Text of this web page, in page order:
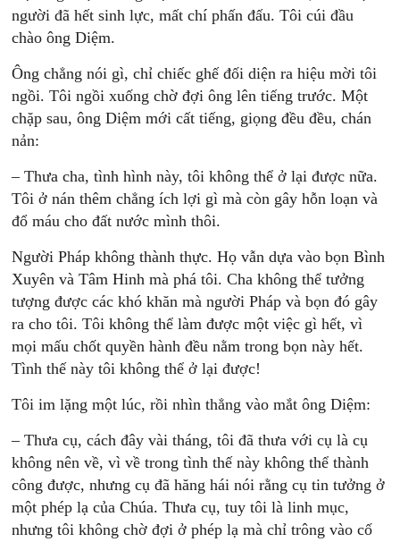
người đã hết sinh lực, mất chí phấn đấu. Tôi cúi đầu
chào ông Diệm.
Ông chẳng nói gì, chỉ chiếc ghế đối diện ra hiệu mời tôi
ngồi. Tôi ngồi xuống chờ đợi ông lên tiếng trước. Một
chặp sau, ông Diệm mới cất tiếng, giọng đều đều, chán
nản:
– Thưa cha, tình hình này, tôi không thể ở lại được nữa.
Tôi ở nán thêm chẳng ích lợi gì mà còn gây hỗn loạn và
đổ máu cho đất nước mình thôi.
Người Pháp không thành thực. Họ vẫn dựa vào bọn Bình
Xuyên và Tâm Hinh mà phá tôi. Cha không thể tưởng
tượng được các khó khăn mà người Pháp và bọn đó gây
ra cho tôi. Tôi không thể làm được một việc gì hết, vì
mọi mấu chốt quyền hành đều nằm trong bọn này hết.
Tình thế này tôi không thể ở lại được!
Tôi im lặng một lúc, rồi nhìn thẳng vào mắt ông Diệm:
– Thưa cụ, cách đây vài tháng, tôi đã thưa với cụ là cụ
không nên về, vì về trong tình thế này không thể thành
công được, nhưng cụ đã hăng hái nói rằng cụ tin tưởng ở
một phép lạ của Chúa. Thưa cụ, tuy tôi là linh mục,
nhưng tôi không chờ đợi ở phép lạ mà chỉ trông vào cố